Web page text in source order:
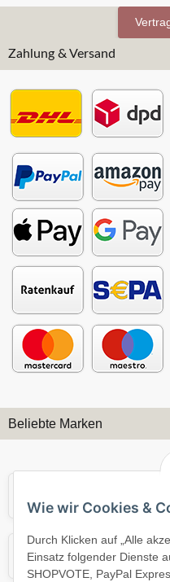
Wie wir Cookies &
Durch Klicken auf „Alle
Einsatz folgender Dienste
SHOPVOTE, PayPal
Zahlung & Versand
Beliebte Marken
Mercedes